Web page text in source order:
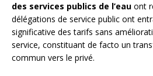
des services publics de l’eau ont
délégations de service public ont
significative des tarifs sans
service, constituant de facto un
commun vers le privé.